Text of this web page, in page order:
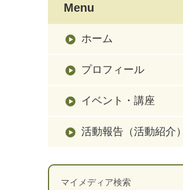
Menu
ホーム
プロフィール
イベント・講座
活動報告（活動紹介）